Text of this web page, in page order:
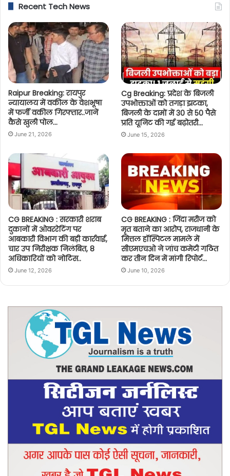
Recent Tech News
Raipur Breaking: रायपुर
न्यायालय में वकील के वेशभूषा
में फर्जी वकील गिरफ्तार..जानें
कैसे खुली पोल…
June 21, 2026
Cg Breaking: प्रदेश के बिजली
उपभोक्ताओं को तगड़ा झटका,
बिजली के दामों में 30 से 50 पैसे
प्रति यूनिट की गई बढ़ोतरी…
June 15, 2026
CG BREAKING : सरकारी शराब
दुकानों में ओवररेटिंग पर
आबकारी विभाग की बड़ी कार्रवाई,
चार उप निरीक्षक निलंबित, 8
अधिकारियों को नोटिस..
June 12, 2026
CG BREAKING : जिंदा मरीज को
मृत बताने का आरोप, राजधानी के
मित्तल हॉस्पिटल मामले में
सीएमएचओ ने जांच कमेटी गठित
कर तीन दिन में मांगी रिपोर्ट…
June 10, 2026